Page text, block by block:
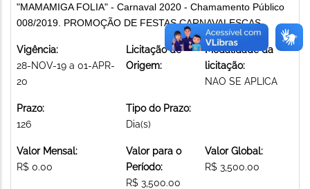
"MAMAMIGA FOLIA" - Carnaval 2020 - Chamamento Público
008/2019. PROMOÇÃO DE FESTAS CARNAVALESCAS
Vigência:
28-NOV-19 a 01-APR-
20
Licitação de
Origem:
Modalidade da
licitação:
NAO SE APLICA
Prazo:
126
Tipo do Prazo:
Dia(s)
Valor Mensal:
R$ 0.00
Valor para o
Período:
R$ 3,500.00
Valor Global:
R$ 3,500.00